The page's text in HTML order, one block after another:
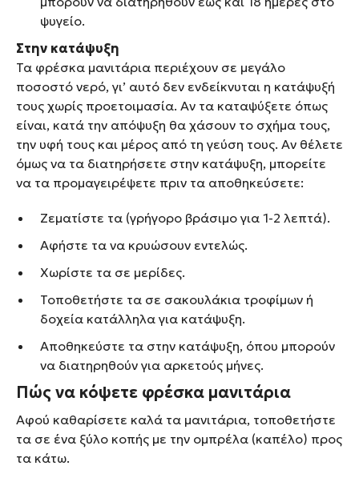
ψυγείο.
Στην κατάψυξη
Τα φρέσκα μανιτάρια περιέχουν σε μεγάλο
ποσοστό νερό, γι’ αυτό δεν ενδείκνυται η κατάψυξή
τους χωρίς προετοιμασία. Αν τα καταψύξετε όπως
είναι, κατά την απόψυξη θα χάσουν το σχήμα τους,
την υφή τους και μέρος από τη γεύση τους. Αν θέλετε
όμως να τα διατηρήσετε στην κατάψυξη, μπορείτε
να τα προμαγειρέψετε πριν τα αποθηκεύσετε:
Ζεματίστε τα (γρήγορο βράσιμο για 1-2 λεπτά).
Αφήστε τα να κρυώσουν εντελώς.
Χωρίστε τα σε μερίδες.
Τοποθετήστε τα σε σακουλάκια τροφίμων ή
δοχεία κατάλληλα για κατάψυξη.
Αποθηκεύστε τα στην κατάψυξη, όπου μπορούν
να διατηρηθούν για αρκετούς μήνες.
Πώς να κόψετε φρέσκα μανιτάρια
Αφού καθαρίσετε καλά τα μανιτάρια, τοποθετήστε
τα σε ένα ξύλο κοπής με την ομπρέλα (καπέλο) προς
τα κάτω.